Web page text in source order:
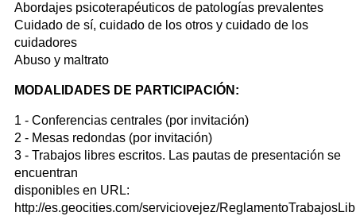
Abordajes psicoterapéuticos de patologías prevalentes
Cuidado de sí, cuidado de los otros y cuidado de los
cuidadores
Abuso y maltrato
MODALIDADES DE PARTICIPACIÓN:
1 - Conferencias centrales (por invitación)
2 - Mesas redondas (por invitación)
3 - Trabajos libres escritos. Las pautas de presentación se
encuentran
disponibles en URL:
http://es.geocities.com/serviciovejez/